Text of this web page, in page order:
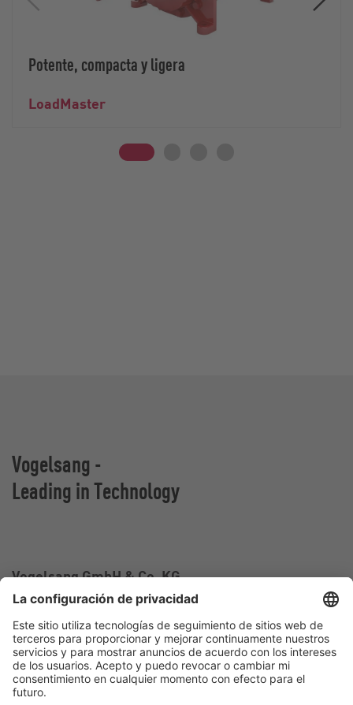
Potente, compacta y ligera
LoadMaster
Vogelsang -
Leading in Technology
Vogelsang GmbH & Co. KG
Holthoege 10-14
49632 Essen (Oldenburg)
Alemania
Contacto